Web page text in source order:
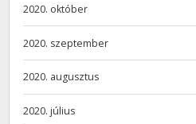
2020. október
2020. szeptember
2020. augusztus
2020. július